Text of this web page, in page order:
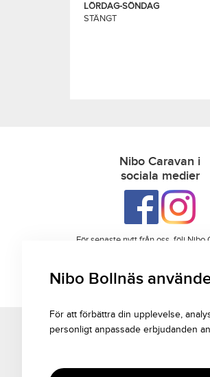
LÖRDAG-SÖNDAG
STÄNGT
Nibo Caravan i
sociala medier
För senaste nytt från oss, följ Nibo
Nibo Bollnäs
För att förbättra din upplevelse,
personligt anpassade erbjudanden